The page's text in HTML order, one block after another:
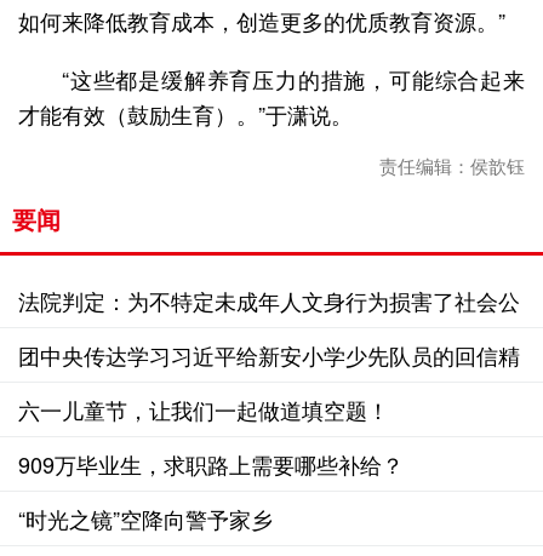
如何来降低教育成本，创造更多的优质教育资源。”
“这些都是缓解养育压力的措施，可能综合起来
才能有效（鼓励生育）。”于潇说。
责任编辑：侯歆钰
要闻
法院判定：为不特定未成年人文身行为损害了社会公
共利益
团中央传达学习习近平给新安小学少先队员的回信精
神
六一儿童节，让我们一起做道填空题！
909万毕业生，求职路上需要哪些补给？
“时光之镜”空降向警予家乡